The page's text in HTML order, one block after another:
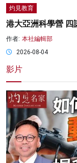
灼見教育
港大亞洲科學營 四
作者: 本社編輯部
2026-08-04
影片